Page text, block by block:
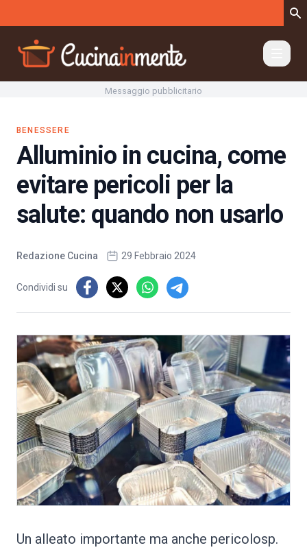
Messaggio pubblicitario
BENESSERE
Alluminio in cucina, come
evitare pericoli per la
salute: quando non usarlo
Redazione Cucina 29 Febbraio 2024
Condividi su
Un alleato importante ma anche pericolosp.